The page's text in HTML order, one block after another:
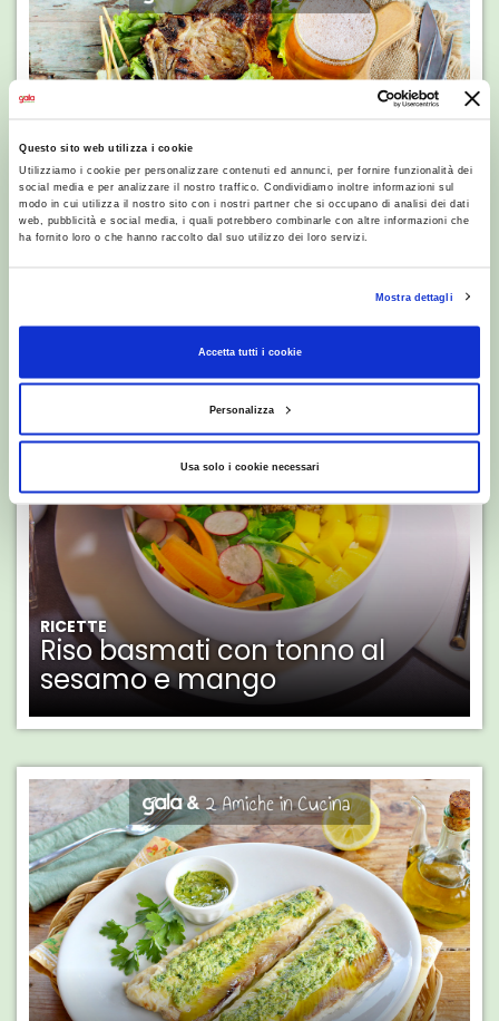
Questo sito web utilizza i cookie
Utilizziamo i cookie per personalizzare contenuti ed annunci, per fornire funzionalità dei
social media e per analizzare il nostro traffico. Condividiamo inoltre informazioni sul
modo in cui utilizza il nostro sito con i nostri partner che si occupano di analisi dei dati
web, pubblicità e social media, i quali potrebbero combinarle con altre informazioni che
ha fornito loro o che hanno raccolto dal suo utilizzo dei loro servizi.
Mostra dettagli
Accetta tutti i cookie
Personalizza
Usa solo i cookie necessari
RICETTE
Riso basmati con tonno al
sesamo e mango